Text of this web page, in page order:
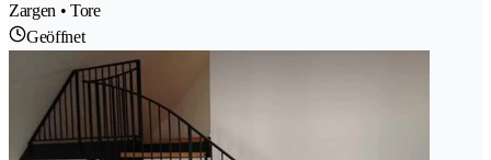
Zargen • Tore
Geöffnet